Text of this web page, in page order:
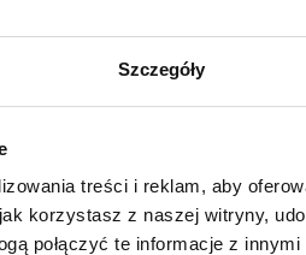
Szczegóły
treści i reklam, aby
korzystasz z naszej witryny,
połączyć te informacje z